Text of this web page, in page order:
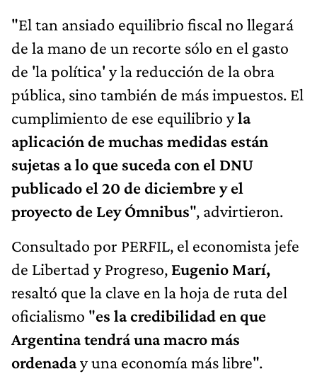
"El tan ansiado equilibrio fiscal no llegará
de la mano de un recorte sólo en el gasto
de 'la política' y la reducción de la obra
pública, sino también de más impuestos. El
cumplimiento de ese equilibrio yla
aplicación de muchas medidas están
sujetas a lo que suceda con el DNU
publicado el 20 de diciembre y el
proyecto de Ley Ómnibus", advirtieron.
Consultado por PERFIL, el economista jefe
de Libertad y Progreso, Eugenio Marí,
resaltó que la clave en la hoja de ruta del
oficialismo "es la credibilidad en que
Argentina tendrá una macro más
ordenaday una economía más libre".